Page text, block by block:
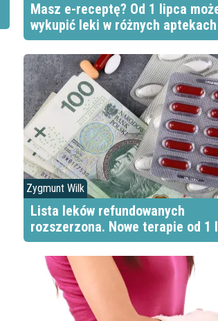
Masz e-receptę? Od 1 lipca
wykupić leki w różnych aptekach
Zygmunt Wilk
Lista leków refundowanych
rozszerzona. Nowe terapie od 1